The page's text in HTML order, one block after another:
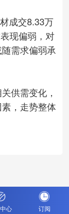
成交8.33万
现偏弱，对
需求偏弱承
供需变化，
，走势整体
心 订阅